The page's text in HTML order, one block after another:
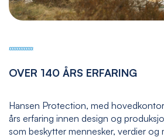
OVER 140 ÅRS ERFARING
Hansen Protection, med
års erfaring innen design og
som beskytter mennesker, verdier og